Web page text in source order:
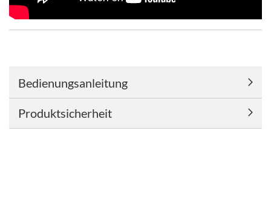
Bedienungsanleitung
Produktsicherheit